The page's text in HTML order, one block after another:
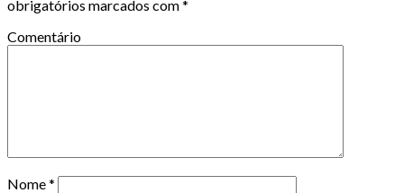
obrigatórios marcados com*
Comentário
Nome*